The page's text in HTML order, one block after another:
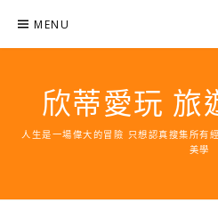
content
MENU
欣蒂愛玩 旅
人生是一場偉大的冒險 只想認真搜集所有
美學